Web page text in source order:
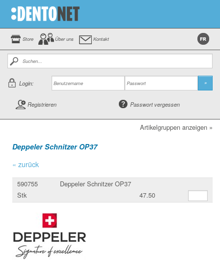
Store Über uns Kontakt
Login: »
Registrieren Passwort vergessen
Artikelgruppen anzeigen »
Deppeler Schnitzer OP37
« zurück
590755
Deppeler Schnitzer OP37
Stk
47.50